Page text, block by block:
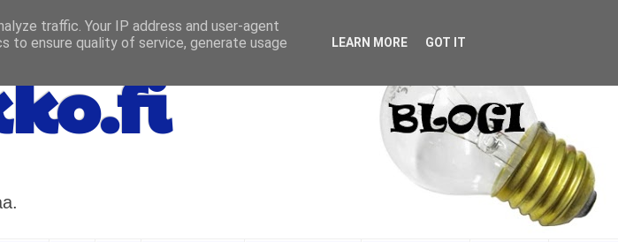
traffic. Your IP address and user-agent
to ensure quality of service, generate usage
LEARN MORE GOT IT